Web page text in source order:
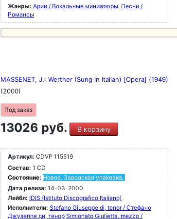
Жанры: Арии / Вокальные миниатюры Песни /
Романсы
MASSENET, J.: Werther (Sung in Italian) [Opera] (1949)
(2000)
Под заказ
13026 руб. В корзину
Артикул: CDVP 115519
Состав: 1 CD
Состояние: Новое. Заводская упаковка.
Дата релиза: 14-03-2000
Лейбл: IDIS (Istituto Discografico Italiano)
Исполнители: Stefano Giuseppe di, tenor / Стефано
Джузеппе ди, тенор Simionato Giulietta, mezzo /